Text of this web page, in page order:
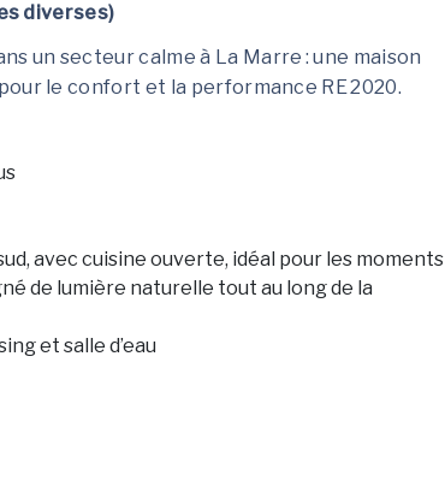
diverses)
un secteur calme à La Marre : une maison
le confort et la performance RE 2020.
avec cuisine ouverte, idéal pour les moments
de lumière naturelle tout au long de la
et salle d’eau